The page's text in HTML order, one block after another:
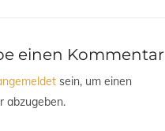
einen Kommentar
sein, um einen
abzugeben.